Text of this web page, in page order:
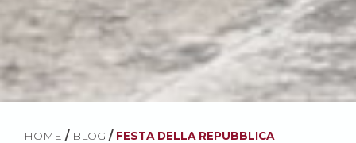
HOME / BLOG / FESTA DELLA REPUBBLICA